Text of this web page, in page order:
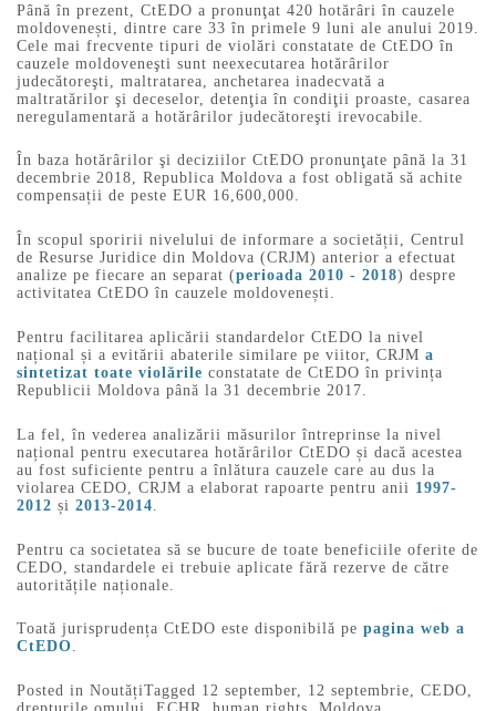
Până în prezent, CtEDO a pronunţat 420 hotărâri în cauzele
moldovenești, dintre care 33 în primele 9 luni ale anului 2019.
Cele mai frecvente tipuri de violări constatate de CtEDO în
cauzele moldoveneşti sunt neexecutarea hotărârilor
judecătoreşti, maltratarea, anchetarea inadecvată a
maltratărilor şi deceselor, detenţia în condiţii proaste, casarea
neregulamentară a hotărârilor judecătoreşti irevocabile.
În baza hotărârilor şi deciziilor CtEDO pronunţate până la 31
decembrie 2018, Republica Moldova a fost obligată să achite
compensații de peste EUR 16,600,000.
În scopul sporirii nivelului de informare a societății, Centrul
de Resurse Juridice din Moldova (CRJM) anterior a efectuat
analize pe fiecare an separat (perioada 2010 - 2018) despre
activitatea CtEDO în cauzele moldovenești.
Pentru facilitarea aplicării standardelor CtEDO la nivel
național și a evitării abaterile similare pe viitor, CRJM a
sintetizat toate violările constatate de CtEDO în privința
Republicii Moldova până la 31 decembrie 2017.
La fel, în vederea analizării măsurilor întreprinse la nivel
național pentru executarea hotărârilor CtEDO și dacă acestea
au fost suficiente pentru a înlătura cauzele care au dus la
violarea CEDO, CRJM a elaborat rapoarte pentru anii 1997-
2012 și 2013-2014
Pentru ca societatea să se bucure de toate beneficiile oferite de
CEDO, standardele ei trebuie aplicate fără rezerve de către
autoritățile naționale.
Toată jurisprudența CtEDO este disponibilă pe pagina web a
CtEDO.
Posted in NoutățiTagged 12 september, 12 septembrie, CEDO,